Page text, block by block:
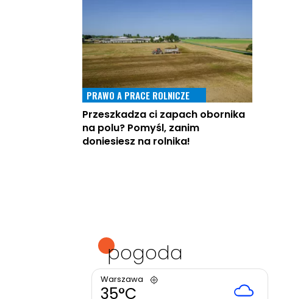
PRAWO A PRACE ROLNICZE
Przeszkadza ci zapach obornika
na polu? Pomyśl, zanim
doniesiesz na rolnika!
pogoda
Warszawa
35°C